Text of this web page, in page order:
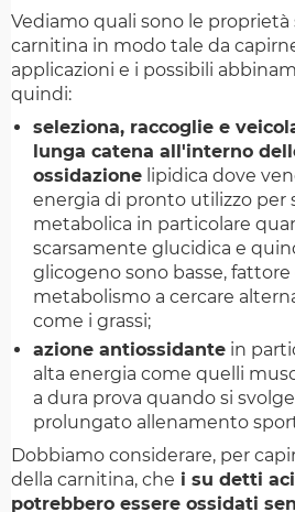
Vediamo quali sono le
carnitina in modo tale da
applicazioni e i possibili
quindi:
seleziona, raccoglie e
lunga catena all'interno
ossidazione lipidica dove
energia di pronto utilizzo per
metabolica in particolare
scarsamente glucidica e
glicogeno sono basse, fattore
metabolismo a cercare
come i grassi;
azione antiossidante in
alta energia come quelli
a dura prova quando si
prolungato allenamento
Dobbiamo considerare, per
della carnitina, che i su detti
potrebbero essere ossidati